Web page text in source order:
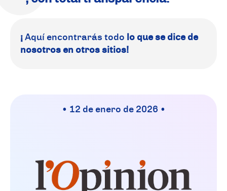
¡Aquí encontrarás todo lo que se dice de
nosotros en otros sitios!
• 12 de enero de 2026 •